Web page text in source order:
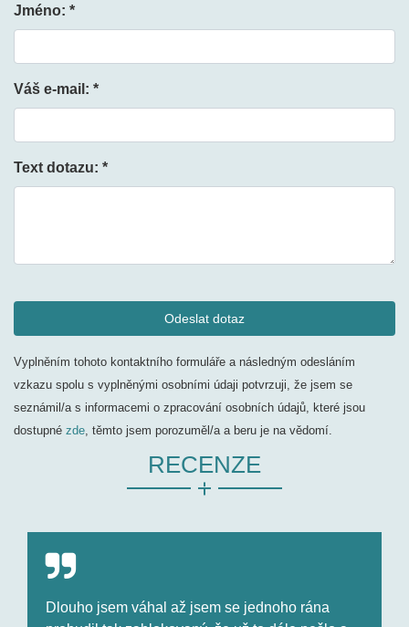
Jméno: *
Váš e-mail: *
Text dotazu: *
Vyplněním tohoto kontaktního formuláře a následným odesláním
vzkazu spolu s vyplněnými osobními údaji potvrzuji, že jsem se
seznámil/a s informacemi o zpracování osobních údajů, které jsou
dostupné zde, těmto jsem porozuměl/a a beru je na vědomí.
RECENZE
Dlouho jsem váhal až jsem se jednoho rána